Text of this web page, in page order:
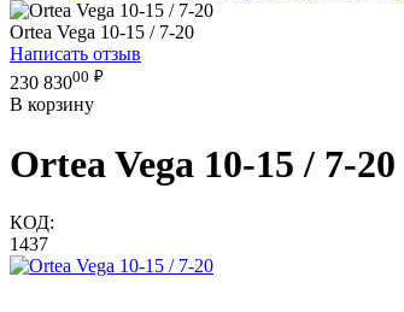
Ortea Vega 10-15 / 7-20
Написать отзыв
230 83000 ₽
В корзину
Ortea Vega 10-15 / 7-20
КОД:
1437